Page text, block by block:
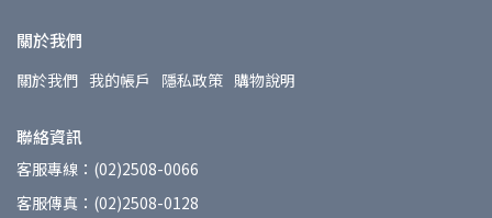
關於我們
關於我們 我的帳戶 隱私政策 購物說明
聯絡資訊
客服專線：(02)2508-0066
客服傳真：(02)2508-0128